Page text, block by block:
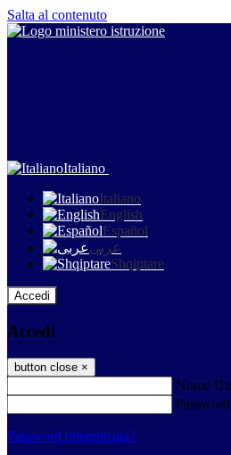
Salta al contenuto
Italiano
Italiano
English
Español
عربى
Shqiptare
Accedi
Accedi
button close ×
Nome
Password
Password dimenticata?